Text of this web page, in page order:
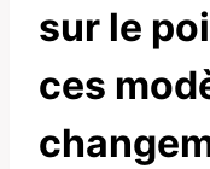
sur le
ces